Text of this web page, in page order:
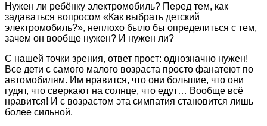
Нужен ли ребёнку электромобиль? Перед тем, как
задаваться вопросом «Как выбрать детский
электромобиль?», неплохо было бы определиться с тем,
зачем он вообще нужен? И нужен ли?
С нашей точки зрения, ответ прост: однозначно нужен!
Все дети с самого малого возраста просто фанатеют по
автомобилям. Им нравится, что они большие, что они
гудят, что сверкают на солнце, что едут… Вообще всё
нравится! И с возрастом эта симпатия становится лишь
более сильной.